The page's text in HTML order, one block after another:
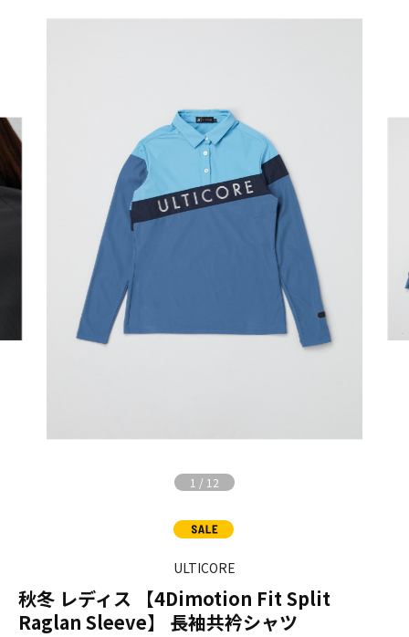
1 / 12
ULTICORE
秋冬 レディス 【4Dimotion Fit Split
Raglan Sleeve】 長袖共衿シャツ